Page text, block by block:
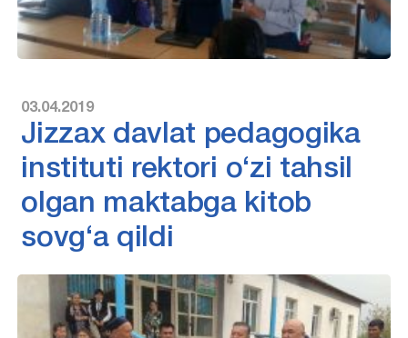
03.04.2019
Jizzax davlat pedagogika
instituti rektori o‘zi tahsil
olgan maktabga kitob
sovg‘a qildi